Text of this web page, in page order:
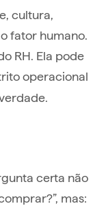
cultura,
fator humano.
RH. Ela pode
operacional
certa não
mas: